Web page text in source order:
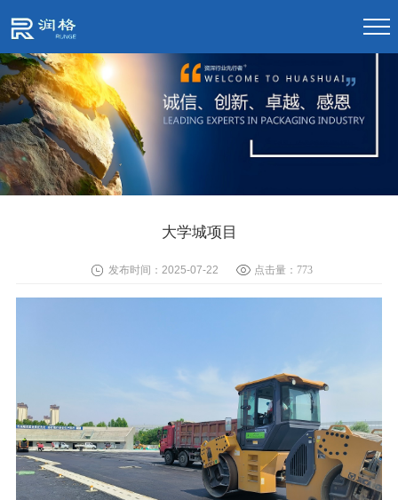
大学城项目
发布时间：2025-07-22 点击量： 773